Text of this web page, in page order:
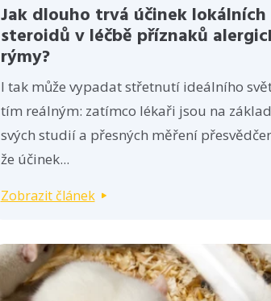
Jak dlouho trvá účinek lokálních
steroidů v léčbě příznaků
rýmy?
I tak může vypadat střetnutí ideálního
tím reálným: zatímco lékaři jsou na
svých studií a přesných měření
že účinek...
Zobrazit článek